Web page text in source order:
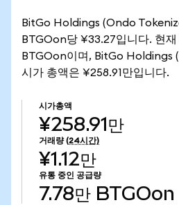
BitGo Holdings (Ondo
BTGOon당 ¥33.27입니다. 현
BTGOon이며, BitGo Holdings
시가 총액은 ¥258.91만입니다.
시가총액
¥258.91만
거래량 (24시간)
¥1.12만
유통 중인 공급량
7.78만 BTGOon